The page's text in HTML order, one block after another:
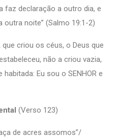
faz declaração a outro dia, e
noite” (Salmo 19:1-2)
que criou os céus, o Deus que
não a criou vazia,
Eu sou o SENHOR e
(Verso 123)
de acres assomos”/